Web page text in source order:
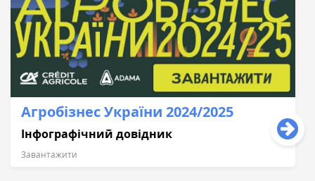
Агробізнес України 2024/2025
Інфографічний довідник
Завантажити